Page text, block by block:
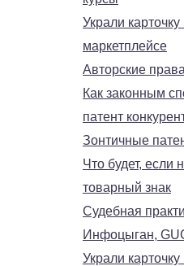
Украли
маркетплейсе
Авторские
Как законным
патент
Зонтичные
Что будет, если
товарный знак
Судебная
Инфоцыган,
Украли